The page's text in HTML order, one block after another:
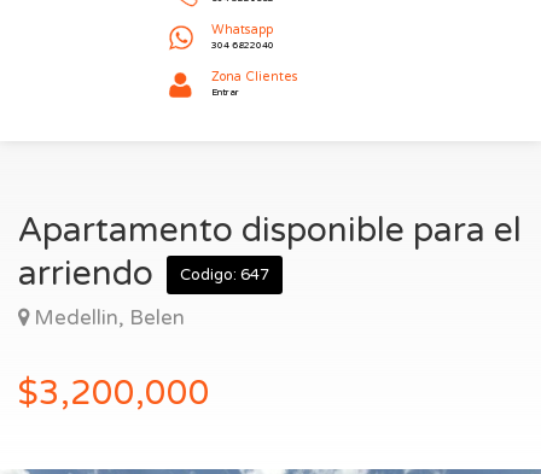
Zona Clientes
Apartamento disponible para el
arriendo
Codigo: 647
Medellin, Belen
$3,200,000